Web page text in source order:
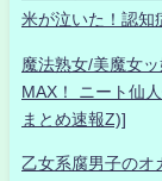
米が泣いた！認知
魔法熟女/美魔女
MAX！ ニート仙
まとめ速報Z)]
乙女系腐男子の